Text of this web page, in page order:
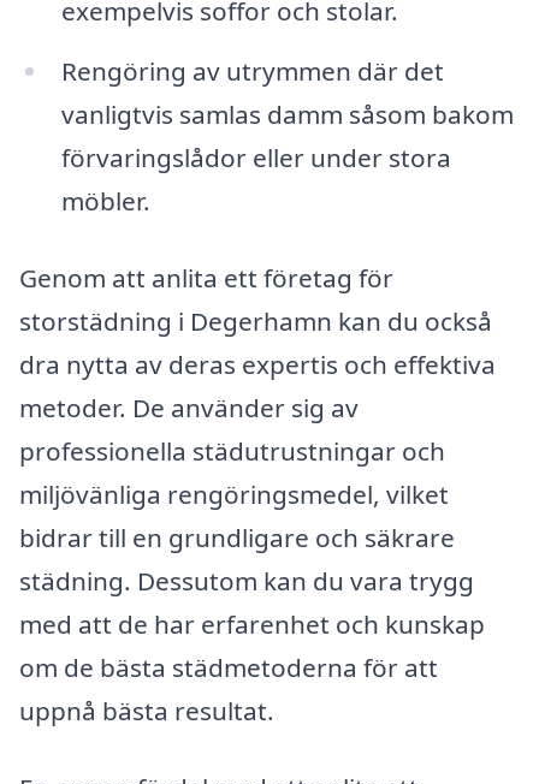
exempelvis soffor och stolar.
Rengöring av utrymmen där det
vanligtvis samlas damm såsom bakom
förvaringslådor eller under stora
möbler.
Genom att anlita ett företag för
storstädning i Degerhamn kan du också
dra nytta av deras expertis och effektiva
metoder. De använder sig av
professionella städutrustningar och
miljövänliga rengöringsmedel, vilket
bidrar till en grundligare och säkrare
städning. Dessutom kan du vara trygg
med att de har erfarenhet och kunskap
om de bästa städmetoderna för att
uppnå bästa resultat.